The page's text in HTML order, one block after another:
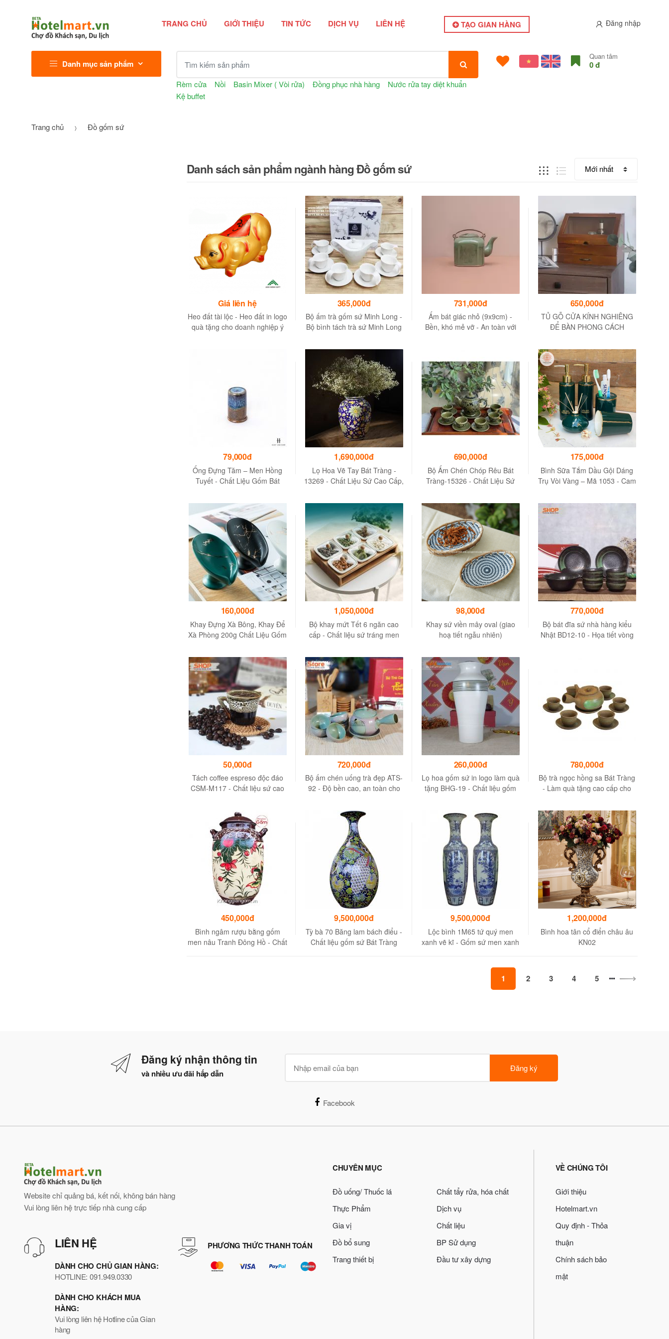
TRANG CHỦ GIỚI THIỆU TIN TỨC DỊCH VỤ LIÊN HỆ TẠO GIAN HÀNG Đăng nhập
Danh mục sản phẩm
Rèm cửa Nồi Basin Mixer ( Vòi rửa) Đồng phục nhà hàng
Nước rửa tay diệt khuẩn
Kệ buffet
Quan tâm
0 đ
Trang chủ Đồ gốm sứ
Danh sách sản phẩm ngành hàng Đồ gốm sứ
Giá liên hệ
Heo đất tài lộc - Heo đất in logo
quà tặng cho doanh nghiệp ý
365,000đ
Bộ ấm trà gốm sứ Minh Long -
Bộ bình tách trà sứ Minh Long
731,000đ
Ấm bát giác nhỏ (9x9cm) -
Bền, khó mẻ vỡ - An toàn với
650,000đ
TỦ GỖ CỬA KÍNH NGHIÊNG
ĐỂ BÀN PHONG CÁCH
CAO 25.5 cm
79,000đ
Ống Đựng Tăm – Men Hồng
Tuyết - Chất Liệu Gốm Bát
40mm
1,690,000đ
Lọ Hoa Vẽ Tay Bát Tràng -
13269 - Chất Liệu Sứ Cao Cấp,
690,000đ
Bộ Ấm Chén Chóp Rêu Bát
Tràng-15326 - Chất Liệu Sứ
175,000đ
Bình Sữa Tắm Dầu Gội Dáng
Trụ Vòi Vàng – Mã 1053 - Cam
160,000đ
Khay Đựng Xà Bông, Khay Để
Xà Phòng 200g Chất Liệu Gốm
Nước
1,050,000đ
Bộ khay mứt Tết 6 ngăn cao
cấp - Chất liệu sứ tráng men
98,000đ
Khay sứ viền mây oval (giao
hoạ tiết ngẫu nhiên)
770,000đ
Bộ bát đĩa sứ nhà hàng kiểu
Nhật BD12-10 - Họa tiết vòng
50,000đ
Tách coffee espreso độc đáo
CSM-M117 - Chất liệu sứ cao
720,000đ
Bộ ấm chén uống trà đẹp ATS-
92 - Độ bền cao, an toàn cho
260,000đ
Lọ hoa gốm sứ in logo làm quà
tặng BHG-19 - Chất liệu gốm
780,000đ
Bộ trà ngọc hồng sa Bát Tràng
- Làm quà tặng cao cấp cho
450,000đ
Bình ngâm rượu bằng gốm
men nâu Tranh Đông Hồ - Chất
9,500,000đ
Tỳ bà 70 Băng lam bách điểu -
Chất liệu gốm sứ Bát Tràng
9,500,000đ
Lộc bình 1M65 tứ quý men
xanh vẽ kĩ - Gốm sứ men xanh
1,200,000đ
Bình hoa tân cổ điển châu âu
KN02
1 2 3 4 5
Đăng ký nhận thông tin
và nhiều ưu đãi hấp dẫn Đăng ký
Facebook
Website chỉ quảng bá, kết nối, không bán hàng
Vui lòng liên hệ trực tiếp nhà cung cấp
LIÊN HỆ
DÀNH CHO CHỦ GIAN HÀNG:
HOTLINE: 091.949.0330
DÀNH CHO KHÁCH MUA
HÀNG:
Vui lòng liên hệ Hotline của Gian
hàng
PHƯƠNG THỨC THANH TOÁN
CHUYÊN MỤC
Đồ uống/ Thuốc lá
Thực Phẩm
Gia vị
Đồ bổ sung
Trang thiết bị
Chất tẩy rửa, hóa chất
Dịch vụ
Chất liệu
BP Sử dụng
Đầu tư xây dựng
VỀ CHÚNG TÔI
Giới thiệu
Hotelmart.vn
Quy định - Thỏa
thuận
Chính sách bảo
mật